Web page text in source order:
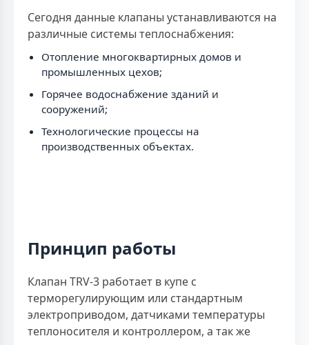
Сегодня данные клапаны устанавливаются на
различные системы теплоснабжения:
Отопление многоквартирных домов и
промышленных цехов;
Горячее водоснабжение зданий и
сооружений;
Технологические процессы на
производственных объектах.
Принцип работы
Клапан TRV-3 работает в купе с
терморегулирующим или стандартным
электроприводом, датчиками температуры
теплоносителя и контроллером, а так же